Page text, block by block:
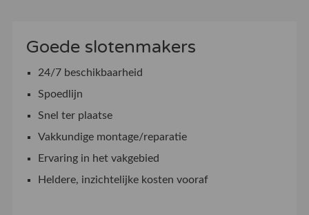
Goede slotenmakers
24/7 beschikbaarheid
Spoedlijn
Snel ter plaatse
Vakkundige montage/reparatie
Ervaring in het vakgebied
Heldere, inzichtelijke kosten vooraf